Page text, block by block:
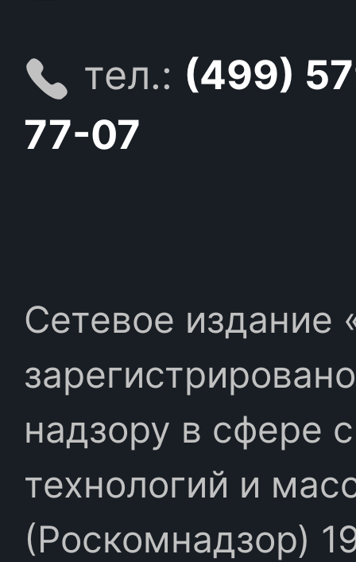
тел.: (499)
77-07
Сетевое издание
надзору в сфере
технологий и
(Роскомнадзор)